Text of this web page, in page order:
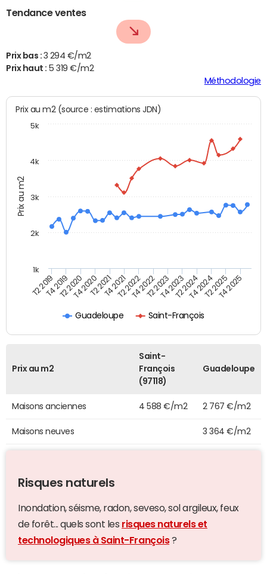
Tendance ventes
Prix bas : 3 294 €/m2
Prix haut : 5 319 €/m2
Méthodologie
Prix au m2
Prix au m2 (source : estimations JDN)
Guadeloupe Saint-François
T2 2019T4 2019T2 2020T4 2020T2 2021T4 2021T2 2022T4 2022T2 2023T4 2023T2 2024T4 2024T2 2025T4 2025
1k
2k
3k
4k
5k
Prix au m2
Saint-
François
(97118)
Guadeloupe
Maisons anciennes 4 588 €/m2 2 767 €/m2
Maisons neuves 3 364 €/m2
Risques naturels
Inondation, séisme, radon, seveso, sol argileux, feux
de forêt... quels sont les risques naturels et
technologiques à Saint-François?